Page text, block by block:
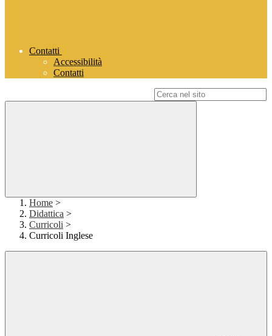
Contatti
Accessibilità
Contatti
Home >
Didattica >
Curricoli >
Curricoli Inglese